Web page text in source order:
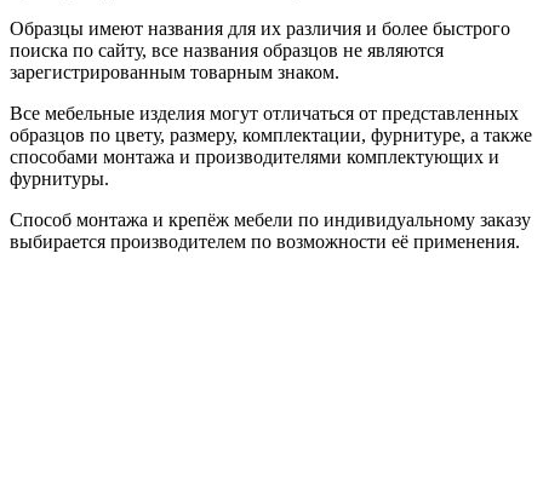
Образцы имеют названия для их различия и более быстрого
поиска по сайту, все названия образцов не являются
зарегистрированным товарным знаком.
Все мебельные изделия могут отличаться от представленных
образцов по цвету, размеру, комплектации, фурнитуре, а также
способами монтажа и производителями комплектующих и
фурнитуры.
Способ монтажа и крепёж мебели по индивидуальному заказу
выбирается производителем по возможности её применения.